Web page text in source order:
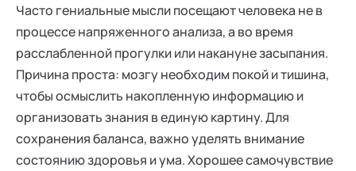
Часто гениальные мысли посещают человека не в
процессе напряженного анализа, а во время
расслабленной прогулки или накануне засыпания.
Причина проста: мозгу необходим покой и тишина,
чтобы осмыслить накопленную информацию и
организовать знания в единую картину. Для
сохранения баланса, важно уделять внимание
состоянию здоровья и ума. Хорошее самочувствие